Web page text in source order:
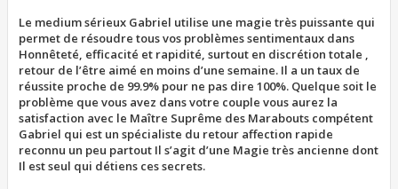
Le medium sérieux Gabriel utilise une magie très puissante qui
permet de résoudre tous vos problèmes sentimentaux dans
Honnêteté, efficacité et rapidité, surtout en discrétion totale ,
retour de l’être aimé en moins d’une semaine. Il a un taux de
réussite proche de 99.9% pour ne pas dire 100%. Quelque soit le
problème que vous avez dans votre couple vous aurez la
satisfaction avec le Maître Suprême des Marabouts compétent
Gabriel qui est un spécialiste du retour affection rapide
reconnu un peu partout Il s’agit d’une Magie très ancienne dont
Il est seul qui détiens ces secrets.